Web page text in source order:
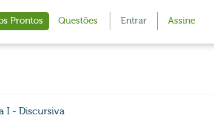
Prontos Questões Entrar Assine
I - Discursiva